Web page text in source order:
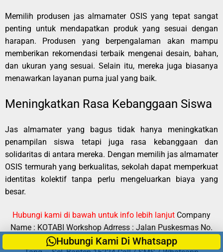
Hubungi Kami Di Whatsapp
Memilih produsen jas almamater OSIS yang tepat sangat
penting untuk mendapatkan produk yang sesuai dengan
harapan. Produsen yang berpengalaman akan mampu
memberikan rekomendasi terbaik mengenai desain, bahan,
dan ukuran yang sesuai. Selain itu, mereka juga biasanya
menawarkan layanan purna jual yang baik.
Meningkatkan Rasa Kebanggaan Siswa
Jas almamater yang bagus tidak hanya meningkatkan
penampilan siswa tetapi juga rasa kebanggaan dan
solidaritas di antara mereka. Dengan memilih jas almamater
OSIS termurah yang berkualitas, sekolah dapat memperkuat
identitas kolektif tanpa perlu mengeluarkan biaya yang
besar.
Hubungi kami di bawah untuk info lebih lanjut Company
Name : KOTABI Workshop Adrress : Jalan Puskesmas No.
175 Kel Pondok Aren RT 002 RW 011 Kec Pondok Aren Kota